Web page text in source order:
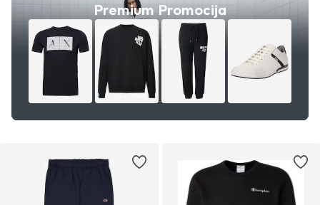
Premium Promocija